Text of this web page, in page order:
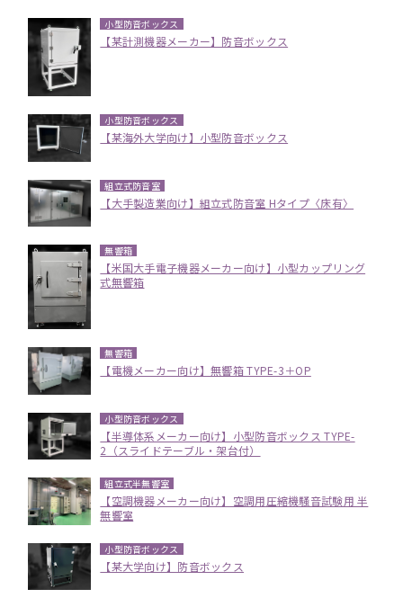
小型防音ボックス
【某計測機器メーカー】防音ボックス
小型防音ボックス
【某海外大学向け】小型防音ボックス
組立式防音室
【大手製造業向け】組立式防音室 Hタイプ〈床有〉
無響箱
【米国大手電子機器メーカー向け】小型カップリング
式無響箱
無響箱
【電機メーカー向け】無響箱 TYPE-3＋OP
小型防音ボックス
【半導体系メーカー向け】小型防音ボックス TYPE-
2（スライドテーブル・架台付）
組立式半無響室
【空調機器メーカー向け】空調用圧縮機騒音試験用 半
無響室
小型防音ボックス
【某大学向け】防音ボックス